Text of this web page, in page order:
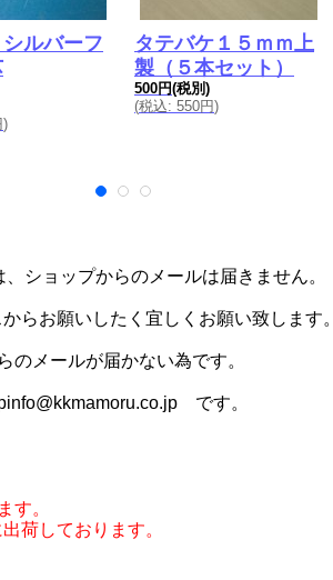
ルバーフ
)
タテバケ１５ｍｍ上
製（５本セット）
500円(税別)
(税込: 550円)
ョップからのメールは届きません。
らお願いしたく宜しくお願い致します。
のメールが届かない為です。
です。
す。
荷しております。